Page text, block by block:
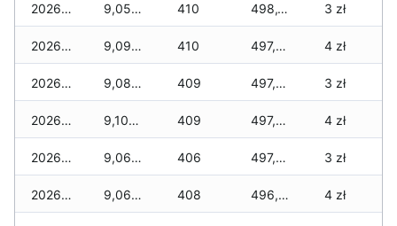
2026-07-10 9,050 zł 410 498,150 zł 3 zł
2026-07-09 9,095 zł 410 497,805 zł 4 zł
2026-07-08 9,085 zł 409 497,380 zł 3 zł
2026-07-07 9,105 zł 409 497,295 zł 4 zł
2026-07-06 9,065 zł 406 497,040 zł 3 zł
2026-07-05 9,065 zł 408 496,675 zł 4 zł